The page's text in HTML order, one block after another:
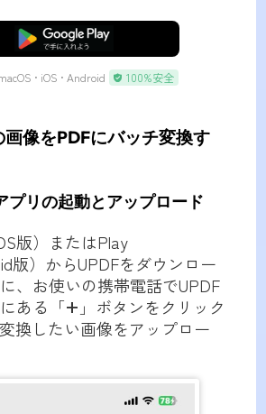
無料ダウンロード
• iOS • Android 100%安全
像をPDFにバッチ変換す
プリの起動とアップロード
版）またはPlay
版）からUPDFをダウンロー
、お使いの携帯電話でUPDF
ある「+ 」ボタンをクリック
換したい画像をアップロー